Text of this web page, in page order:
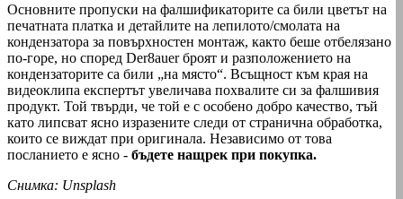
Основните пропуски на фалшификаторите са били цветът на
печатната платка и детайлите на лепилото/смолата на
кондензатора за повърхностен монтаж, както беше отбелязано
по-горе, но според Der8auer броят и разположението на
кондензаторите са били „на място“. Всъщност към края на
видеоклипа експертът увеличава похвалите си за фалшивия
продукт. Той твърди, че той е с особено добро качество, тъй
като липсват ясно изразените следи от странична обработка,
които се виждат при оригинала. Независимо от това
посланието е ясно - бъдете нащрек при покупка.
Снимка: Unsplash